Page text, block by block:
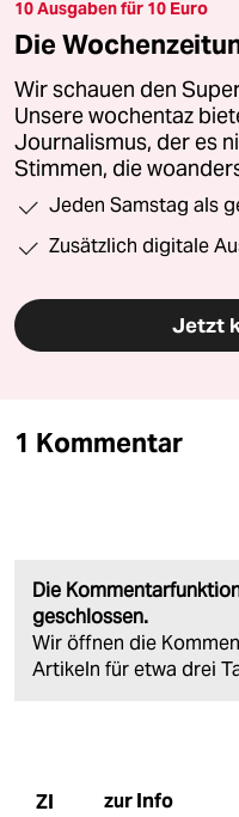
10 Ausgaben für 10 Euro
Die
Wir schauen den
Unsere wochentaz
Journalismus, der es
Stimmen, die
Jeden Samstag als
Zusätzlich digitale
Jetzt
1 Kommentar
Die
geschlossen.
Wir öffnen die
Artikeln für etwa drei
ZI zur Info